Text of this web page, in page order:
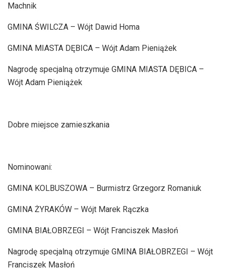
Machnik
GMINA ŚWILCZA – Wójt Dawid Homa
GMINA MIASTA DĘBICA – Wójt Adam Pieniążek
Nagrodę specjalną otrzymuje GMINA MIASTA DĘBICA –
Wójt Adam Pieniążek
Dobre miejsce zamieszkania
Nominowani:
GMINA KOLBUSZOWA – Burmistrz Grzegorz Romaniuk
GMINA ŻYRAKÓW – Wójt Marek Rączka
GMINA BIAŁOBRZEGI – Wójt Franciszek Masłoń
Nagrodę specjalną otrzymuje GMINA BIAŁOBRZEGI – Wójt
Franciszek Masłoń